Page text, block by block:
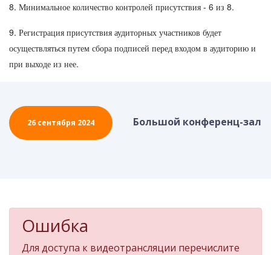
8. Минимальное количество контролей присутствия - 6 из 8.
9. Регистрация присутствия аудиторных участников будет
осуществляться путем сбора подписей перед входом в аудиторию и
при выходе из нее.
26 сентября 2024 Большой конференц-зал
Ошибка
Для доступа к видеотрансляции перечислите